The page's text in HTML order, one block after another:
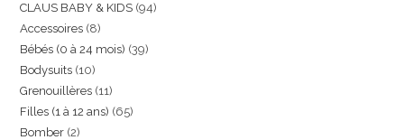
CLAUS BABY & KIDS 94
Accessoires 8
Bébés (0 à 24 mois) 39
Bodysuits 10
Grenouillères 11
Filles (1 à 12 ans) 65
Bomber 2